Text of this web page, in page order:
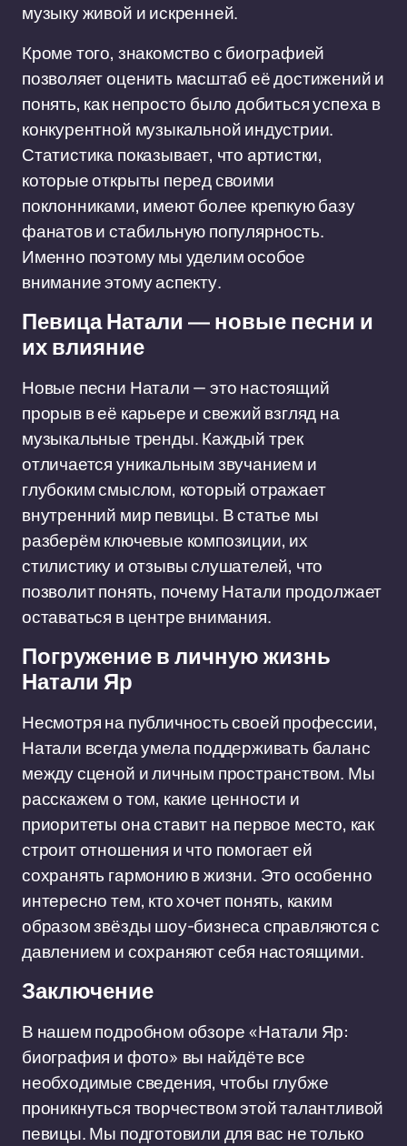
музыку живой и искренней.
Кроме того, знакомство с биографией
позволяет оценить масштаб её достижений и
понять, как непросто было добиться успеха в
конкурентной музыкальной индустрии.
Статистика показывает, что артистки,
которые открыты перед своими
поклонниками, имеют более крепкую базу
фанатов и стабильную популярность.
Именно поэтому мы уделим особое
внимание этому аспекту.
Певица Натали — новые песни и
их влияние
Новые песни Натали — это настоящий
прорыв в её карьере и свежий взгляд на
музыкальные тренды. Каждый трек
отличается уникальным звучанием и
глубоким смыслом, который отражает
внутренний мир певицы. В статье мы
разберём ключевые композиции, их
стилистику и отзывы слушателей, что
позволит понять, почему Натали продолжает
оставаться в центре внимания.
Погружение в личную жизнь
Натали Яр
Несмотря на публичность своей профессии,
Натали всегда умела поддерживать баланс
между сценой и личным пространством. Мы
расскажем о том, какие ценности и
приоритеты она ставит на первое место, как
строит отношения и что помогает ей
сохранять гармонию в жизни. Это особенно
интересно тем, кто хочет понять, каким
образом звёзды шоу-бизнеса справляются с
давлением и сохраняют себя настоящими.
Заключение
В нашем подробном обзоре «Натали Яр:
биография и фото» вы найдёте все
необходимые сведения, чтобы глубже
проникнуться творчеством этой талантливой
певицы. Мы подготовили для вас не только